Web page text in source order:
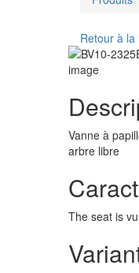
Retour à
Vanne à
arbre libre
The seat is